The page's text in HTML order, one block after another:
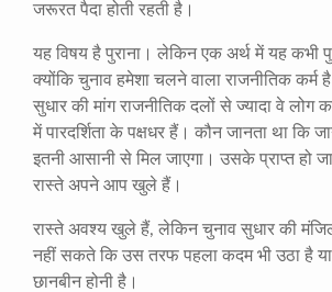
जरूरत पैदा होती रहती है।
यह विषय है पुराना। लेकिन एक अर्थ में यह कभी
क्योंकि चुनाव हमेशा चलने वाला राजनीतिक
सुधार की मांग राजनीतिक दलों से ज्यादा वे लोग
में पारदर्शिता के पक्षधर हैं। कौन जानता था कि
इतनी आसानी से मिल जाएगा। उसके प्राप्त हो
रास्ते अपने आप खुले हैं।
रास्ते अवश्य खुले हैं, लेकिन चुनाव सुधार की
नहीं सकते कि उस तरफ पहला कदम भी उठा है
छानबीन होनी है।